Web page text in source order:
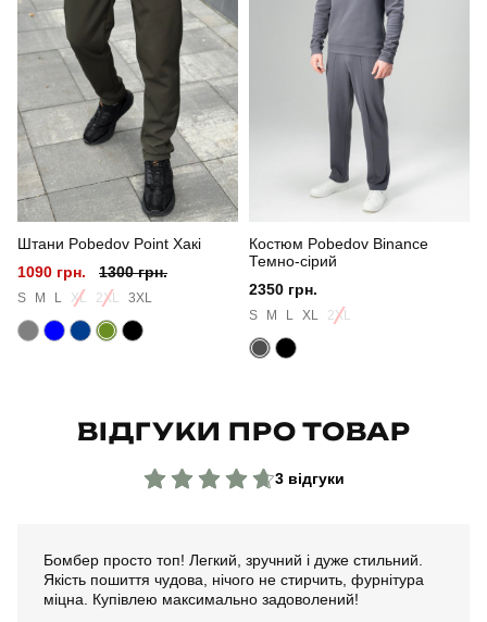
Стать
Стиль повсякденний
Сезон
Колір
Матеріал софтшел
Склад тканини
Штани Pobedov Point Хакі
1090 грн.
1300 грн.
S M L XL 2XL 3XL
Костюм Pobedov Binance
Темно-сірий
2350 грн.
S M L XL 2XL
ВІДГУКИ ПРО ТОВАР
3 відгуки
Бомбер просто топ! Легкий, зручний і дуже стильний.
Якість пошиття чудова, нічого не стирчить, фурнітура
міцна. Купівлею максимально задоволений!